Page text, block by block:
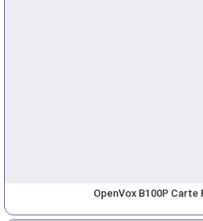
OpenVox B100P Carte